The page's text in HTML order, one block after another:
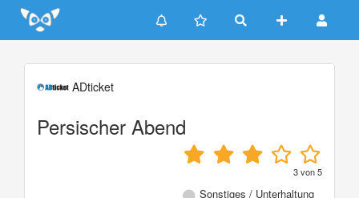
Update cookies preferences
ADticket
Persischer Abend
3von5
Sonstiges / Unterhaltung